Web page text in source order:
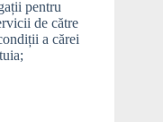
pentru
de către
a cărei